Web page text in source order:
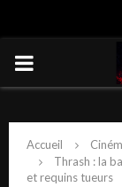
PRIMARY
Accueil
Thrash : la
et requins tueurs